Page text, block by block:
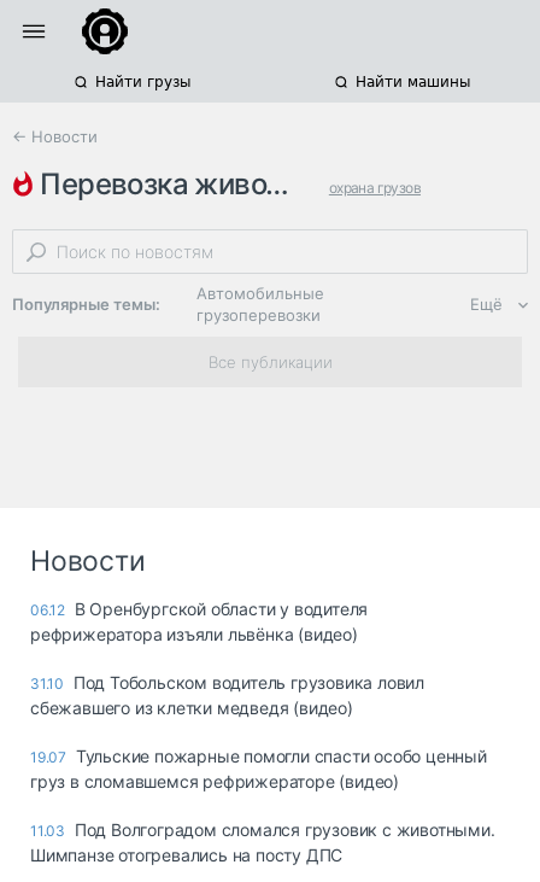
Найти грузы Найти машины
← Новости
перевозка животных охрана грузов
ростовская область перевозка скота
Популярные темы:
Автомобильные
грузоперевозки
Региональная
логистика
опасные грузы
страхование
Склады и
грузовые
Коммерческий
транспорт
Ещё
Все публикации
Новости
06.12 В Оренбургской области у водителя
рефрижератора изъяли львёнка (видео)
31.10
Под Тобольском водитель грузовика ловил
сбежавшего из клетки медведя (видео)
19.07 Тульские пожарные помогли спасти особо ценный
груз в сломавшемся рефрижераторе (видео)
11.03
Под Волгоградом сломался грузовик с животными.
Шимпанзе отогревались на посту ДПС